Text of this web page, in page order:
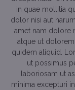
in quae mollitia
dolor nisi aut
amet nam dolore
atque ut
quidem aliquid.
ut possimus
laboriosam ut
minima excepturi